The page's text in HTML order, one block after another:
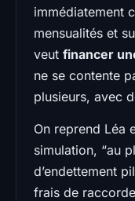
immédiatement
mensualités et
veut financer
ne se contente
plusieurs, avec
On reprend Léa
simulation, “au
d’endettement
frais de